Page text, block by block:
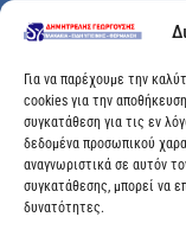
Για να παρέχουμε την
cookies για την
συγκατάθεση για τις εν
δεδομένα προσωπικού
αναγνωριστικά σε αυτόν
συγκατάθεσης, μπορεί να
δυνατότητες.
Το καλάθι μου
Check out
Διεύθυνση